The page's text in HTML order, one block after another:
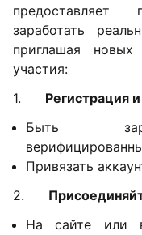
предоставляет
заработать
приглашая
участия:
1. Регистрация
Быть
Привязать
2.
На сайте или